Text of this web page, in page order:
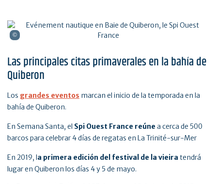
Las principales citas primaverales en la bahía de
Quiberon
Los grandes eventos marcan el inicio de la temporada en la
bahía de Quiberon.
En Semana Santa, el Spi Ouest France reúne a cerca de 500
barcos para celebrar 4 días de regatas en La Trinité-sur-Mer
En 2019, l a primera edición del festival de la vieira tendrá
lugar en Quiberon los días 4 y 5 de mayo.